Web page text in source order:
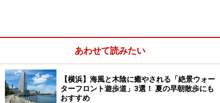
あわせて読みたい
【横浜】海風と木陰に癒やされる「絶景ウォー
ターフロント遊歩道」3選！ 夏の早朝散歩にも
おすすめ